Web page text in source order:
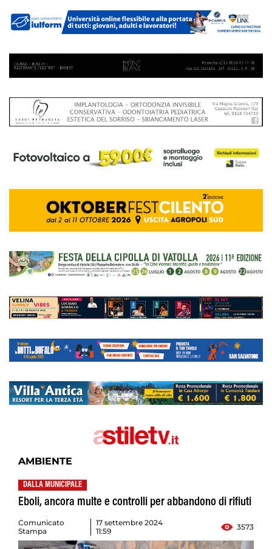
AMBIENTE
DALLA MUNICIPALE
Eboli, ancora multe e controlli per abbandono di rifiuti
Comunicato
Stampa
17 settembre 2024
11:59
3573